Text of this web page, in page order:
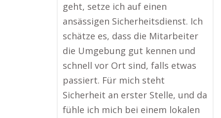
geht, setze ich auf einen
ansässigen Sicherheitsdienst. Ich
schätze es, dass die Mitarbeiter
die Umgebung gut kennen und
schnell vor Ort sind, falls etwas
passiert. Für mich steht
Sicherheit an erster Stelle, und da
fühle ich mich bei einem lokalen